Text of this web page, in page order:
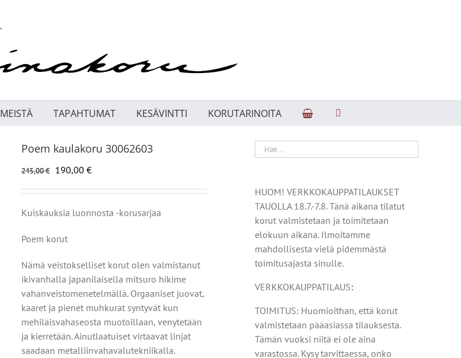
MEISTÄ TAPAHTUMAT KESÄVINTTI KORUTARINOITA
Poem kaulakoru 30062603
245,00€ Alkuperäinen
245,00 €.
190,00 €Nykyinen
190,00 €.
Kuiskauksia luonnosta -korusarjaa
Poem korut
Nämä veistokselliset korut olen valmistanut
ikivanhalla japanilaisella mitsuro hikime
vahanveistomenetelmällä. Orgaaniset juovat,
kaaret ja pienet muhkurat syntyvät kun
mehiläisvahaseosta muotoillaan, venytetään
ja kierretään.Ainutlaatuiset virtaavat linjat
saadaan metalliinvahavalutekniikalla.
HUOM! VERKKOKAUPPATILAUKSET
TAUOLLA 18.7.-7.8. Tänä aikana tilatut
korut valmistetaan ja toimitetaan
elokuun aikana. Ilmoitamme
mahdollisesta vielä pidemmästä
toimitusajasta sinulle.
VERKKOKAUPPATILAUS:
TOIMITUS: Huomioithan, että korut
valmistetaan pääasiassa tilauksesta.
Tämän vuoksi niitä ei ole aina
varastossa. Kysy tarvittaessa, onko